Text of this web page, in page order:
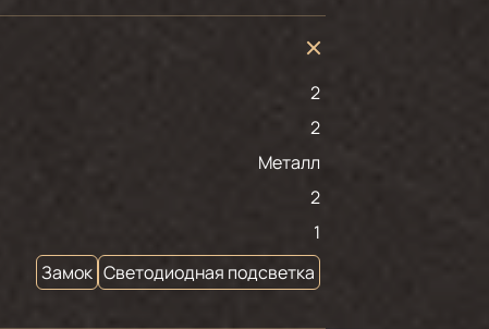
2
2
Металл
2
1
Замок Светодиодная подсветка